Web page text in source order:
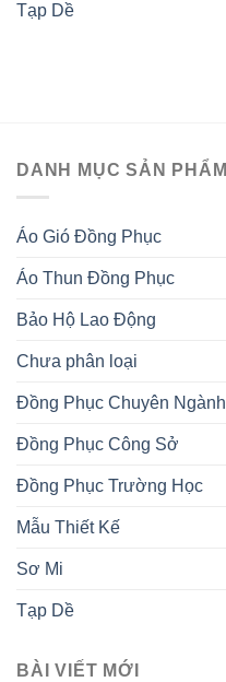
Tạp Dề
DANH MỤC SẢN PHẨM
Áo Gió Đồng Phục
Áo Thun Đồng Phục
Bảo Hộ Lao Động
Chưa phân loại
Đồng Phục Chuyên Ngành
Đồng Phục Công Sở
Đồng Phục Trường Học
Mẫu Thiết Kế
Sơ Mi
Tạp Dề
BÀI VIẾT MỚI